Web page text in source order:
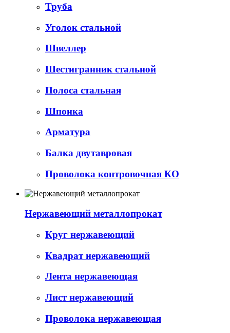
Труба
Уголок стальной
Швеллер
Шестигранник стальной
Полоса стальная
Шпонка
Арматура
Балка двутавровая
Проволока контровочная КО
Нержавеющий металлопрокат
Круг нержавеющий
Квадрат нержавеющий
Лента нержавеющая
Лист нержавеющий
Проволока нержавеющая